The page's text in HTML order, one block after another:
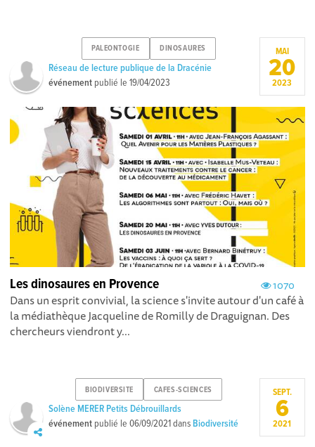
PALEONTOGIE DINOSAURES
Réseau de lecture publique de la Dracénie
événement publié le19/04/2023
MAI
20
2023
1070
Les dinosaures en Provence
Dans un esprit convivial, la science s'invite autour d'un café à
la médiathèque Jacqueline de Romilly de Draguignan. Des
chercheurs viendront y...
BIODIVERSITE CAFES-SCIENCES
Solène MERER Petits Débrouillards
événement publié le06/09/2021dans Biodiversité
SEPT.
6
2021